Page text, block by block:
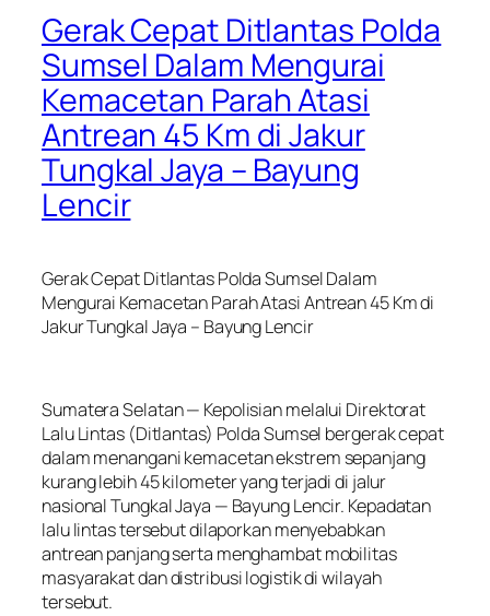
Gerak Cepat Ditlantas Polda
Sumsel Dalam Mengurai
Kemacetan Parah Atasi
Antrean 45 Km di Jakur
Tungkal Jaya – Bayung
Lencir
Gerak Cepat Ditlantas Polda Sumsel Dalam
Mengurai Kemacetan Parah Atasi Antrean 45 Km di
Jakur Tungkal Jaya – Bayung Lencir
Sumatera Selatan — Kepolisian melalui Direktorat
Lalu Lintas (Ditlantas) Polda Sumsel bergerak cepat
dalam menangani kemacetan ekstrem sepanjang
kurang lebih 45 kilometer yang terjadi di jalur
nasional Tungkal Jaya — Bayung Lencir. Kepadatan
lalu lintas tersebut dilaporkan menyebabkan
antrean panjang serta menghambat mobilitas
masyarakat dan distribusi logistik di wilayah
tersebut.